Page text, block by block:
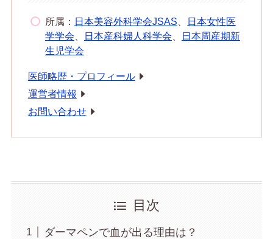
所属： 日本美容外科学会JSAS
日本女性医
学学会
日本産科婦人科学会
日本周産期新
生児学会
医師略歴・プロフィール
運営者情報
お問い合わせ
目次
ダーマペンで血が出る理由は？